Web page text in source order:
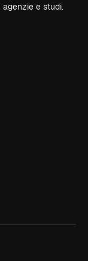
agenzie e studi.